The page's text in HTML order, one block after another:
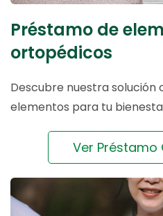
Préstamo de
ortopédicos
Descubre nuestra
elementos para tu
Ver